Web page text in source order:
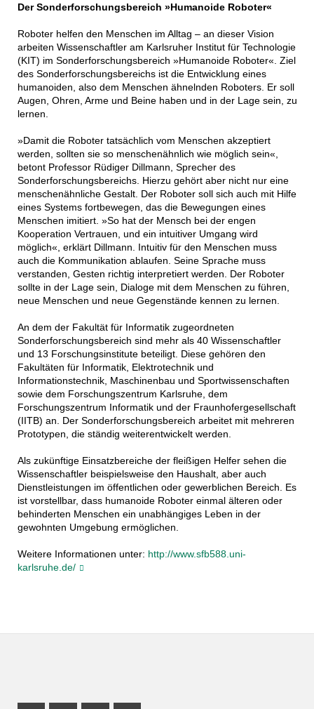
Der Sonderforschungsbereich »Humanoide Roboter«
Roboter helfen den Menschen im Alltag – an dieser Vision
arbeiten Wissenschaftler am Karlsruher Institut für Technologie
(KIT) im Sonderforschungsbereich »Humanoide Roboter«. Ziel
des Sonderforschungsbereichs ist die Entwicklung eines
humanoiden, also dem Menschen ähnelnden Roboters. Er soll
Augen, Ohren, Arme und Beine haben und in der Lage sein, zu
lernen.
»Damit die Roboter tatsächlich vom Menschen akzeptiert
werden, sollten sie so menschenähnlich wie möglich sein«,
betont Professor Rüdiger Dillmann, Sprecher des
Sonderforschungsbereichs. Hierzu gehört aber nicht nur eine
menschenähnliche Gestalt. Der Roboter soll sich auch mit Hilfe
eines Systems fortbewegen, das die Bewegungen eines
Menschen imitiert. »So hat der Mensch bei der engen
Kooperation Vertrauen, und ein intuitiver Umgang wird
möglich«, erklärt Dillmann. Intuitiv für den Menschen muss
auch die Kommunikation ablaufen. Seine Sprache muss
verstanden, Gesten richtig interpretiert werden. Der Roboter
sollte in der Lage sein, Dialoge mit dem Menschen zu führen,
neue Menschen und neue Gegenstände kennen zu lernen.
An dem der Fakultät für Informatik zugeordneten
Sonderforschungsbereich sind mehr als 40 Wissenschaftler
und 13 Forschungsinstitute beteiligt. Diese gehören den
Fakultäten für Informatik, Elektrotechnik und
Informationstechnik, Maschinenbau und Sportwissenschaften
sowie dem Forschungszentrum Karlsruhe, dem
Forschungszentrum Informatik und der Fraunhofergesellschaft
(IITB) an. Der Sonderforschungsbereich arbeitet mit mehreren
Prototypen, die ständig weiterentwickelt werden.
Als zukünftige Einsatzbereiche der fleißigen Helfer sehen die
Wissenschaftler beispielsweise den Haushalt, aber auch
Dienstleistungen im öffentlichen oder gewerblichen Bereich. Es
ist vorstellbar, dass humanoide Roboter einmal älteren oder
behinderten Menschen ein unabhängiges Leben in der
gewohnten Umgebung ermöglichen.
Weitere Informationen unter: http://www.sfb588.uni-
karlsruhe.de/